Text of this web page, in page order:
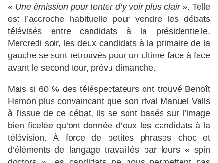
« Une émission pour tenter d’y voir plus clair ». Telle
est l’accroche habituelle pour vendre les débats
télévisés entre candidats à la présidentielle.
Mercredi soir, les deux candidats à la primaire de la
gauche se sont retrouvés pour un ultime face à face
avant le second tour, prévu dimanche.
Mais si 60 % des téléspectateurs ont trouvé Benoît
Hamon plus convaincant que son rival Manuel Valls
à l’issue de ce débat, ils se sont basés sur l’image
bien ficelée qu’ont donnée d’eux les candidats à la
télévision. À force de petites phrases choc et
d’éléments de langage travaillés par leurs « spin